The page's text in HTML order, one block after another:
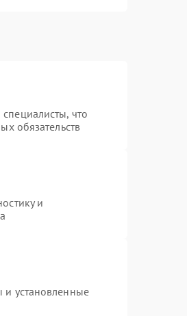
что
обязательств
и
и установленные